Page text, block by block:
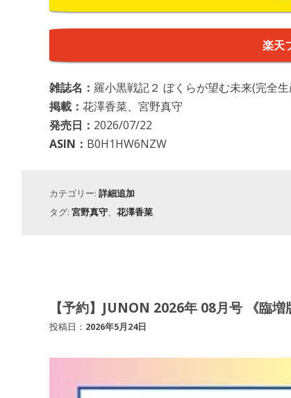
楽天
雑誌名： 羅小黒戦記２ ぼくらが望む未来(完全
掲載： 花澤香菜、宮野真守
発売日： 2026/07/22
ASIN： B0H1HW6NZW
カテゴリー: 詳細追加
タグ: 宮野真守、 花澤香菜
【予約】JUNON 2026年 08月号 《臨
投稿日： 2026年5月24日